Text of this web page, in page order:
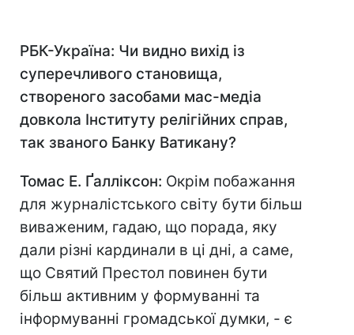
РБК-Україна: Чи видно вихід із
суперечливого становища,
створеного засобами мас-медіа
довкола Інституту релігійних справ,
так званого Банку Ватикану?
Томас Е. Ґалліксон: Окрім побажання
для журналістського світу бути більш
виваженим, гадаю, що порада, яку
дали різні кардинали в ці дні, а саме,
що Святий Престол повинен бути
більш активним у формуванні та
інформуванні громадської думки, - є